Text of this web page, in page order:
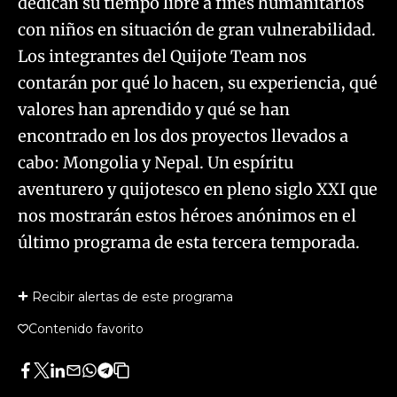
con niños en situación de gran vulnerabilidad.
Los integrantes del Quijote Team nos
contarán por qué lo hacen, su experiencia, qué
valores han aprendido y qué se han
encontrado en los dos proyectos llevados a
cabo: Mongolia y Nepal. Un espíritu
aventurero y quijotesco en pleno siglo XXI que
nos mostrarán estos héroes anónimos en el
último programa de esta tercera temporada.
Recibir alertas de este programa
Contenido favorito
Facebook
Twitter
LinkedIn
Enviar
Whatsapp
Telegram
Copiar